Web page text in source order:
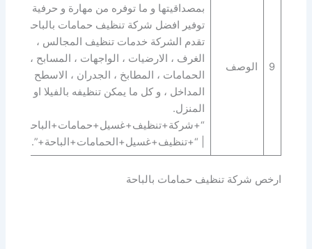
9 الوصف
بمصداقيتها و ما توفره من مهارة و حرفية في
توفير افضل شركة تنظيف حمامات بالباحة.
تقدم الشركة خدمات تنظيف المجالس ،
الغرف ، الارضيات ، الواجهات ، المسابح ،
الحمامات ، المطابخ ، الجدران ، الاسطح ،
المداخل ، و كل ما يمكن تنظيفه بالفيلا او
المنزل.
“+شركة+تنظيف+غسيل+حمامات+الباحة+”
| “+تنظيف+غسيل+الحمامات+الباحة+”.
ارخص شركة تنظيف حمامات بالباحة